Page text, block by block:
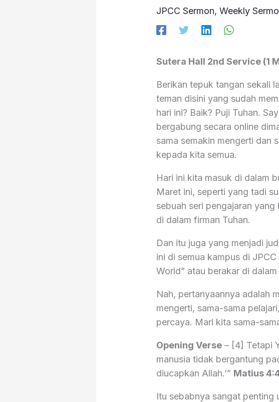
JPCC Sermon,Weekly
Sutera Hall 2nd Service (1
Berikan tepuk tangan sekali
teman disini yang sudah
hari ini? Baik? Puji Tuhan.
bergabung secara online
sama semakin mengerti dan
kepada kita semua.
Hari ini kita masuk di dalam
Maret ini, seperti yang tadi
sebuah seri pengajaran yang
di dalam firman Tuhan.
Dan itu juga yang menjadi
ini di semua kampus di
World” atau berakar di
Nah, pertanyaannya adalah
mengerti, sama-sama
percaya. Mari kita sama-
Opening Verse – [4] Tetapi
manusia tidak bergantung
diucapkan Allah.’” Matius
Itu sebabnya sangat penting